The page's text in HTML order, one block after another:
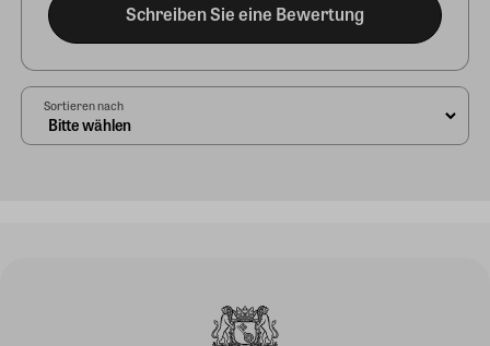
Schreiben Sie eine Bewertung
Sortieren nach